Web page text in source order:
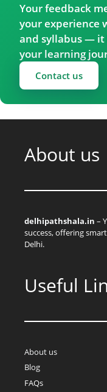
Your feedback
your experience
and syllabus — it
your learning
Contact us
About us
delhipathshala.in –
success, offering
Delhi.
Useful
About us
Blog
FAQs